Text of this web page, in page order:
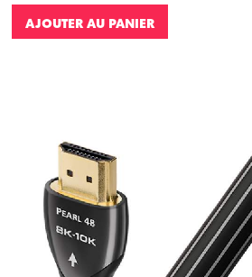
AJOUTER AU PANIER